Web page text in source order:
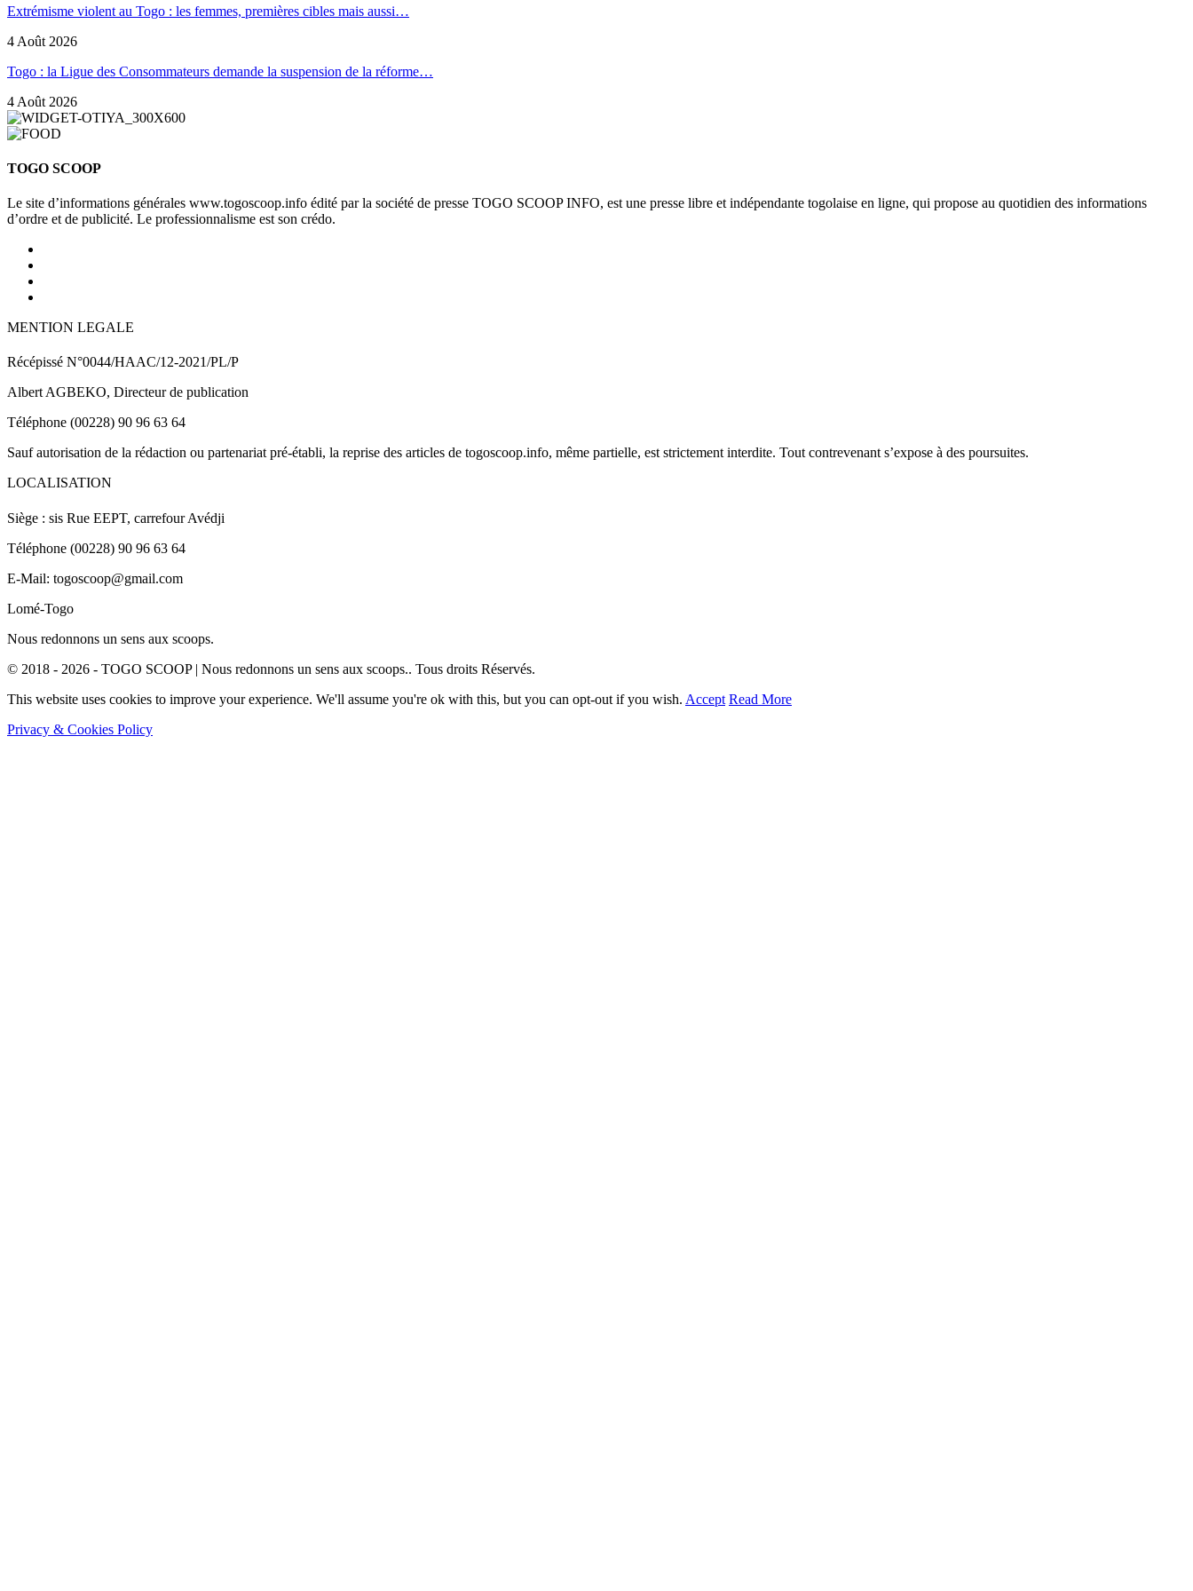
Extrémisme violent au Togo : les femmes, premières cibles mais aussi…
4 Août 2026
Togo : la Ligue des Consommateurs demande la suspension de la réforme…
4 Août 2026
TOGO SCOOP
Le site d’informations générales www.togoscoop.info édité par la société de presse TOGO SCOOP INFO, est une presse libre et indépendante togolaise en ligne, qui propose au quotidien des informations
d’ordre et de publicité. Le professionnalisme est son crédo.
MENTION LEGALE
Récépissé N°0044/HAAC/12-2021/PL/P
Albert AGBEKO, Directeur de publication
Téléphone (00228) 90 96 63 64
Sauf autorisation de la rédaction ou partenariat pré-établi, la reprise des articles de togoscoop.info, même partielle, est strictement interdite. Tout contrevenant s’expose à des poursuites.
LOCALISATION
Siège : sis Rue EEPT, carrefour Avédji
Téléphone (00228) 90 96 63 64
E-Mail: togoscoop@gmail.com
Lomé-Togo
Nous redonnons un sens aux scoops.
© 2018 - 2026 - TOGO SCOOP | Nous redonnons un sens aux scoops.. Tous droits Réservés.
This website uses cookies to improve your experience. We'll assume you're ok with this, but you can opt-out if you wish. Accept Read More
Privacy & Cookies Policy